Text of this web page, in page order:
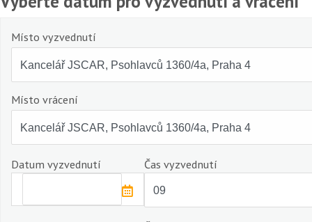
Místo vyzvednutí
Místo vrácení
Datum vyzvednutí Čas vyzvednutí